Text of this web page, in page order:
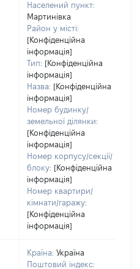
Населений пункт:
Мартинівка
Район у місті:
[Конфіденційна
інформація]
Тип: [Конфіденційна
інформація]
Назва: [Конфіденційна
інформація]
Номер будинку/
земельної ділянки:
[Конфіденційна
інформація]
Номер корпусу/секції/
блоку: [Конфіденційна
інформація]
Номер квартири/
кімнати/гаражу:
[Конфіденційна
інформація]
Країна: Україна
Поштовий індекс: